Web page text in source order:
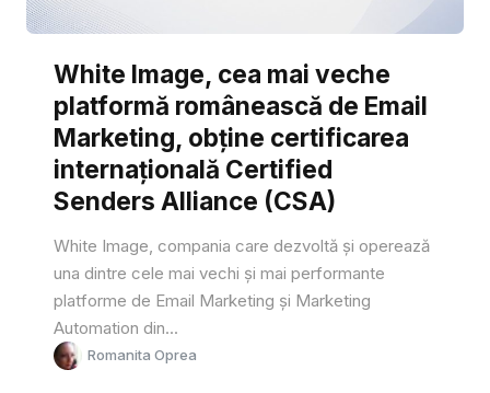
White Image, cea mai veche
platformă românească de Email
Marketing, obține certificarea
internațională Certified
Senders Alliance (CSA)
White Image, compania care dezvoltă și operează
una dintre cele mai vechi și mai performante
platforme de Email Marketing și Marketing
Automation din...
Romanita Oprea